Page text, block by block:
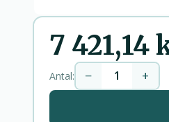
7 421,14
Antal: − +